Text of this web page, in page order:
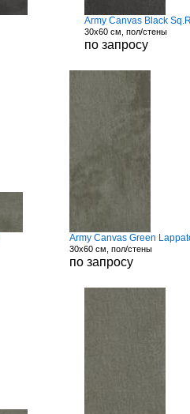
Army Canvas Black
30x60 см, пол/стены
по запросу
Army Canvas Green
30x60 см, пол/стены
по запросу